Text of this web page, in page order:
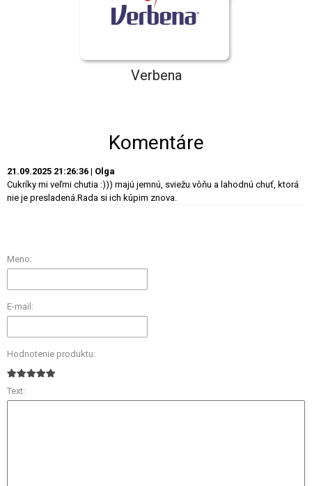
Verbena
Komentáre
21.09.2025 21:26:36 | Olga
Cukríky mi veľmi chutia :))) majú jemnú, sviežu vôňu a lahodnú chuť, ktorá
nie je presladená.Rada si ich kúpim znova.
Meno:
E-mail:
Hodnotenie produktu:
Text: